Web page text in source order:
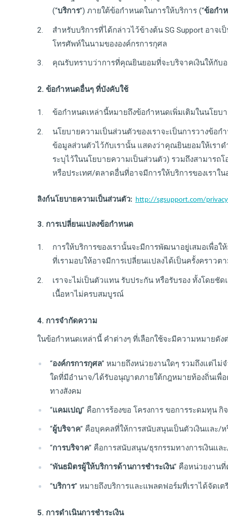
(“บริการ”) ภายใต้ข้อกำหนดในการให้บริการ (“ข้อกำ
สำหรับบริการที่ได้กล่าวไว้ข้างต้น SG Support อาจ
โทรศัพท์ในนามขององค์กรการกุศล
คุณรับทราบว่าการที่คุณยินยอมที่จะบริจาคเงินให้กั
2. ข้อกำหนดอื่นๆ ที่บังคับใช้
ข้อกำหนดเหล่านี้หมายถึงข้อกำหนดเพิ่มเติมในนโยบ
นโยบายความเป็นส่วนตัวของเราจะเป็นการวางข้
ข้อมูลส่วนตัวไว้กับเรานั้น แสดงว่าคุณยินยอมให้เรา
ระบุไว้ในนโยบายความเป็นส่วนตัว) รวมถึงสามารถ
หรือประเทศ/ตลาดอื่นที่อาจมีการให้บริการของเราใ
ลิงก์นโยบายความเป็นส่วนตัว: http://sgsupport.com/
3. การเปลี่ยนแปลงข้อกำหนด
การให้บริการของเรานั้นจะมีการพัฒนาอยู่เสมอเพื่อ
ที่เรามอบให้อาจมีการเปลี่ยนแปลงได้เป็นครั้งคราว
เราจะไม่เป็นตัวแทน รับประกัน หรือรับรอง ทั้งโดย
เนื้อหาไม่ครบสมบูรณ์
4. การจำกัดความ
ในข้อกำหนดเหล่านี้ คำต่างๆ ที่เลือกใช้จะมีความหมายดัง
“องค์กรการกุศล” หมายถึงหน่วยงานใดๆ รวมถึงแต่ไ
ใดที่มีอำนาจ/ได้รับอนุญาตภายใต้กฎหมายท้องถิ่นเพื่
ทางสังคม
“แคมเปญ” คือการร้องขอ โครงการ ขอการระดมทุน
“ผู้บริจาค” คือบุคคลที่ให้การสนับสนุนเป็นตัวเงินและ/
“การบริจาค” คือการสนับสนุน/ธุรกรรมทางการเงินแ
“พันธมิตรผู้ให้บริการด้านการชำระเงิน” คือหน่วยงาน
“บริการ” หมายถึงบริการและแพลตฟอร์มที่เราได้จัดเ
5. การดำเนินการชำระเงิน